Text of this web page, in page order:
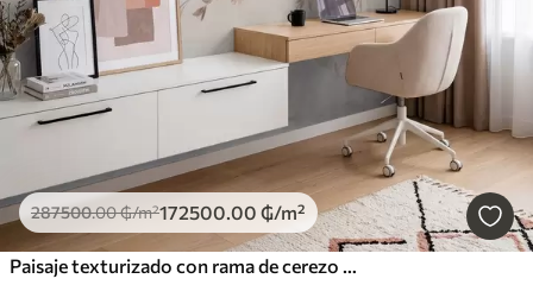
287500.00₲/m²172500 .00 ₲/m²